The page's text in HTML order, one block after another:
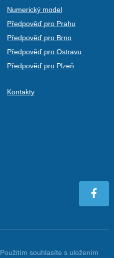
Numerický model
Předpověď pro Prahu
Předpověď pro Brno
Předpověď pro Ostravu
Předpověď pro Plzeň
Kontakty
Použitím souhlasíte s uložením